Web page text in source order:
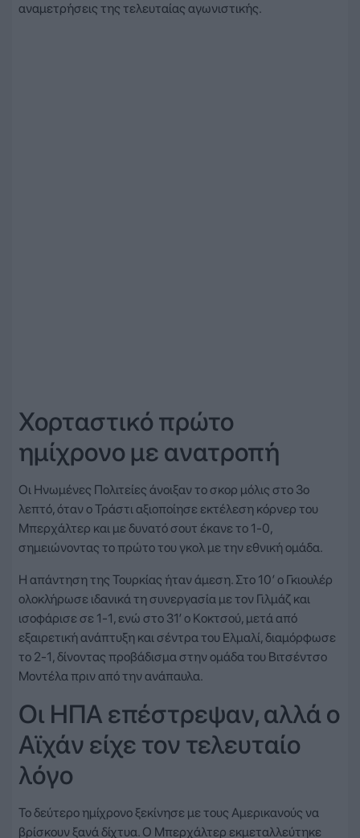
αναμετρήσεις της τελευταίας αγωνιστικής.
Χορταστικό πρώτο
ημίχρονο με ανατροπή
Οι Ηνωμένες Πολιτείες άνοιξαν το σκορ μόλις στο 3ο
λεπτό, όταν ο Τράστι αξιοποίησε εκτέλεση κόρνερ του
Μπερχάλτερ και με δυνατό σουτ έκανε το 1-0,
σημειώνοντας το πρώτο του γκολ με την εθνική ομάδα.
Η απάντηση της Τουρκίας ήταν άμεση. Στο 10′ ο Γκιουλέρ
ολοκλήρωσε ιδανικά τη συνεργασία με τον Γιλμάζ και
ισοφάρισε σε 1-1, ενώ στο 31′ ο Κοκτσού, μετά από
εξαιρετική ανάπτυξη και σέντρα του Ελμαλί, διαμόρφωσε
το 2-1, δίνοντας προβάδισμα στην ομάδα του Βιτσέντσο
Μοντέλα πριν από την ανάπαυλα.
Οι ΗΠΑ επέστρεψαν, αλλά ο
Αϊχάν είχε τον τελευταίο
λόγο
Το δεύτερο ημίχρονο ξεκίνησε με τους Αμερικανούς να
βρίσκουν ξανά δίχτυα. Ο Μπερχάλτερ εκμεταλλεύτηκε